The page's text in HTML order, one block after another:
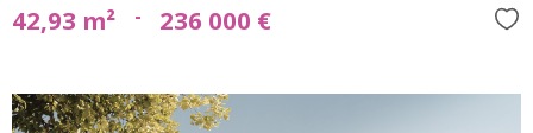
42,93 m² - 236 000 €